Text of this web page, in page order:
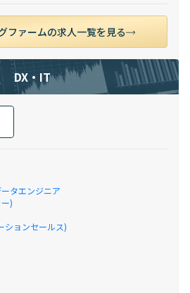
ファームの求人一覧を見る
DX・IT
タエンジニア
)
ションセールス)